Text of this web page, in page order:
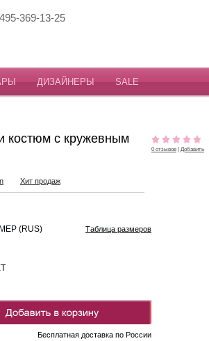
369-13-25
ДИЗАЙНЕРЫ SALE
0 отзывов Добавить
костюм с кружевным
Хит продаж
(RUS) Таблица размеров
Бесплатная доставка по России